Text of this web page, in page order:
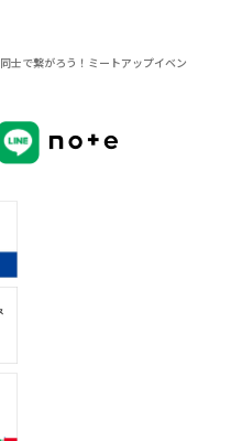
士で繋がろう！ミートアップイベント@汐留